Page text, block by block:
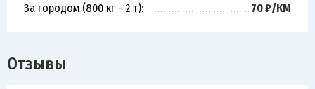
За городом (800 кг - 2 т): 70 ₽/КМ
Отзывы